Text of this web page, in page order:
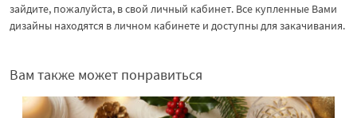
зайдите, пожалуйста, в свой личный кабинет. Все купленные Вами
дизайны находятся в личном кабинете и доступны для закачивания.
Вам также может понравиться